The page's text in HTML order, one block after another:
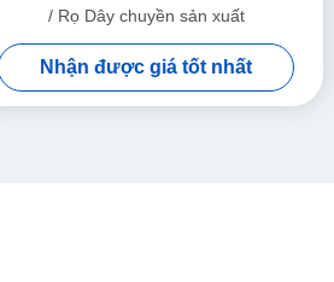
/ Rọ Dây chuyền sản xuất
Nhận được giá tốt nhất